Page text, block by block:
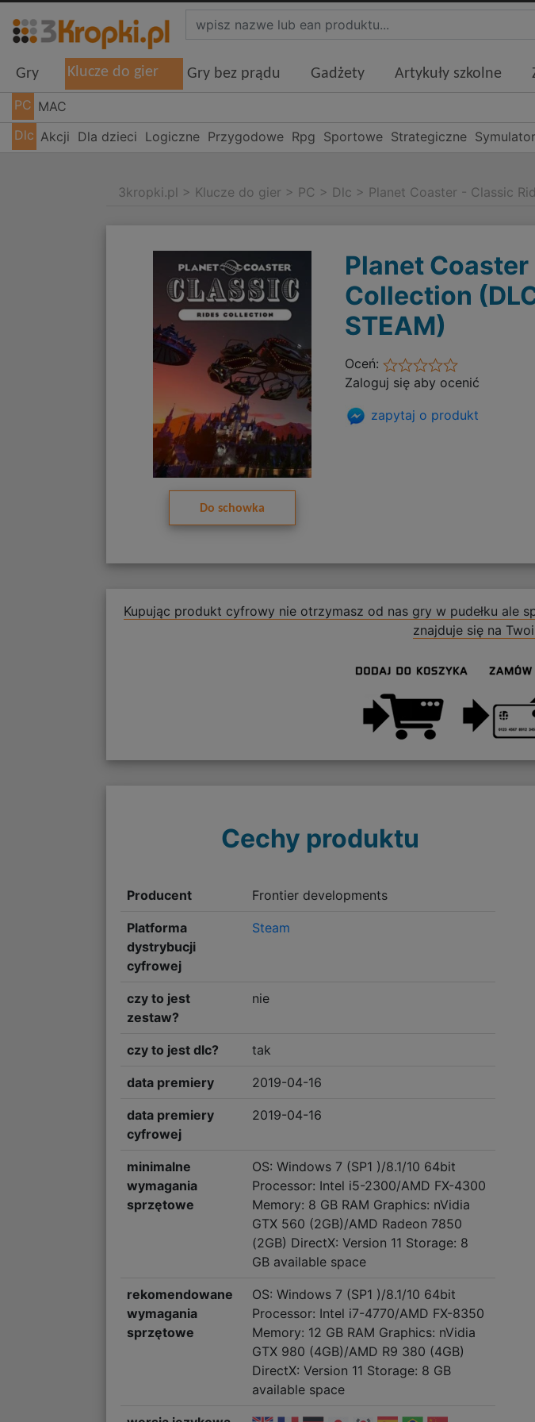
Gry Klucze do gier Gry bez prądu Gadżety Artykuły szkolne
PC MAC
Dlc Akcji Dla dzieci Logiczne Przygodowe Rpg Sportowe Strategiczne
3kropki.pl > Klucze do gier > PC > Dlc > Planet Coaster - Classic
Do schowka
Planet
Collection
STEAM)
Oceń:
Zaloguj się aby ocenić
zapytaj o produkt
Kupując produkt cyfrowy nie otrzymasz od nas gry w pudełku
znajduje się na
Cechy produktu
Producent Frontier developments
Platforma
dystrybucji
cyfrowej
Steam
czy to jest
zestaw?
nie
czy to jest dlc? tak
data premiery 2019-04-16
data premiery
cyfrowej
2019-04-16
minimalne
wymagania
sprzętowe
OS: Windows 7 (SP1 )/8.1/10 64bit
Processor: Intel i5-2300/AMD FX-4300
Memory: 8 GB RAM Graphics: nVidia
GTX 560 (2GB)/AMD Radeon 7850
(2GB) DirectX: Version 11 Storage: 8
GB available space
rekomendowane
wymagania
sprzętowe
OS: Windows 7 (SP1 )/8.1/10 64bit
Processor: Intel i7-4770/AMD FX-8350
Memory: 12 GB RAM Graphics: nVidia
GTX 980 (4GB)/AMD R9 380 (4GB)
DirectX: Version 11 Storage: 8 GB
available space